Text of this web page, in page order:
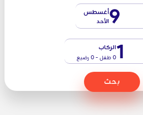
9أغسطس
الأحد
1الركاب
0 طفل - 0 رضيع
بحث